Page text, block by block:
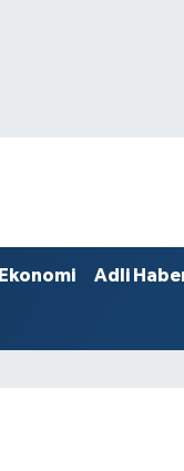
Ekonomi Adli